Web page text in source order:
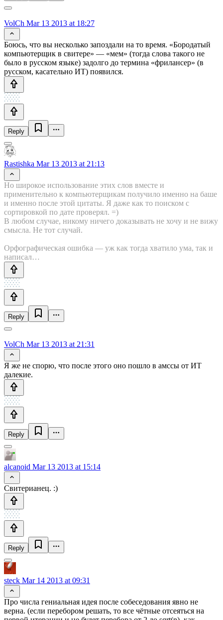
VolCh Mar 13 2013 at 18:27
Боюсь, что вы несколько запоздали на то время. «Бородатый
компьютерщик в свитере» — «мем» (тогда слова такого не
было в русском языке) задолго до термина «фрилансер» (в
русском, касательно ИТ) появился.
Reply
Rastishka Mar 13 2013 at 21:13
Но широкое использование этих слов вместе и
применительно к компьютерщикам получило именно на баше
и именно после этой цитаты. Я даже как то поиском с
сортировкой по дате проверял. =)
В любом случае, никому ничего доказывать не хочу и не вижу
смысла. Не тот случай.
Орфографическая ошибка — уж как тогда хватило ума, так и
написал…
Reply
VolCh Mar 13 2013 at 21:31
Я же не спорю, что после этого оно пошло в амссы от ИТ
далекие.
Reply
alcanoid Mar 13 2013 at 15:14
Свитерианец. :)
Reply
steck Mar 14 2013 at 09:31
Про числа гениальная идея после собеседования явно не
верна. (если перебором решать, то все чётные отсеяться на